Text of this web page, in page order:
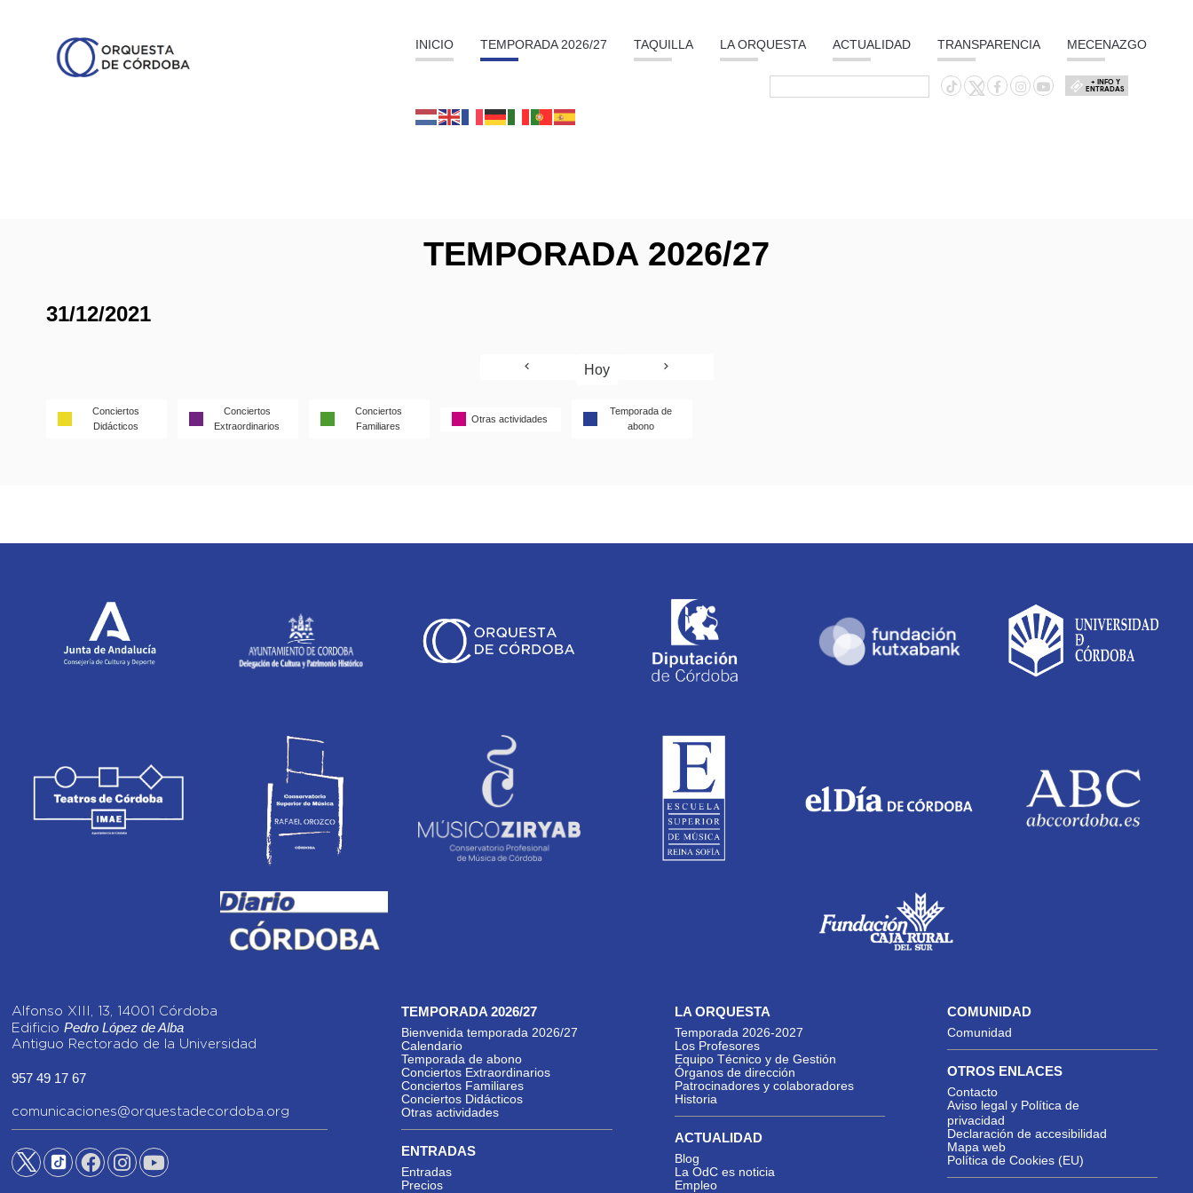
INICIO TEMPORADA 2026/27 TAQUILLA LA ORQUESTA ACTUALIDAD TRANSPARENCIA MECENAZGO
+ INFO Y
ENTRADAS
TEMPORADA 2026/27
31/12/2021
Hoy
Conciertos
Didácticos
Conciertos
Extraordinarios
Conciertos
Familiares
Otras actividades
Temporada de
abono
Alfonso XIII, 13, 14001 Córdoba
Edificio Pedro López de Alba
Antiguo Rectorado de la Universidad
957 49 17 67
comunicaciones@orquestadecordoba.org
TEMPORADA 2026/27
Bienvenida temporada 2026/27
Calendario
Temporada de abono
Conciertos Extraordinarios
Conciertos Familiares
Conciertos Didácticos
Otras actividades
ENTRADAS
Entradas
Precios
LA ORQUESTA
Temporada 2026-2027
Los Profesores
Equipo Técnico y de Gestión
Órganos de dirección
Patrocinadores y colaboradores
Historia
ACTUALIDAD
Blog
La OdC es noticia
Empleo
COMUNIDAD
Comunidad
OTROS ENLACES
Contacto
Aviso legal y Política de
privacidad
Declaración de accesibilidad
Mapa web
Política de Cookies (EU)